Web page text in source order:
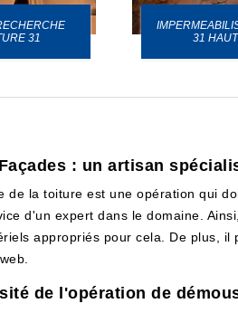
31
31
: un artisan
de la toiture est une opération qui
d'un expert dans le domaine.
appropriés pour cela. De plus,
de l'opération de